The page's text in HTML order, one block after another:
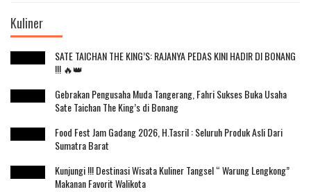
Kuliner
SATE TAICHAN THE KING’S: RAJANYA PEDAS KINI HADIR DI BONANG
!!! 🔥👑
Gebrakan Pengusaha Muda Tangerang, Fahri Sukses Buka Usaha
Sate Taichan The King’s di Bonang
Food Fest Jam Gadang 2026, H.Tasril : Seluruh Produk Asli Dari
Sumatra Barat
Kunjungi !!! Destinasi Wisata Kuliner Tangsel “ Warung Lengkong”
Makanan Favorit Walikota